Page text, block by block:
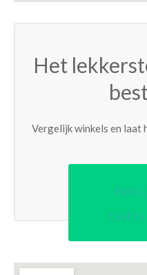
Het
Vergelijk winkels en laat